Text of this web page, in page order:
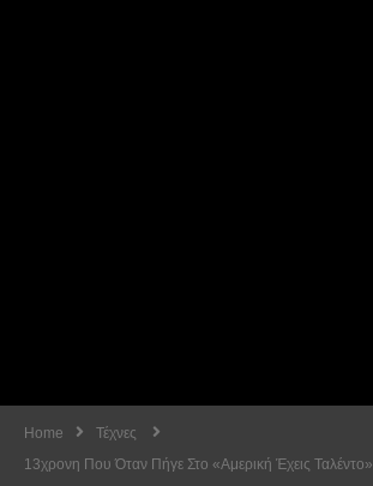
Home
Τέχνες
13χρονη Που Όταν Πήγε Στο «Αμερική Έχεις Ταλέντο»